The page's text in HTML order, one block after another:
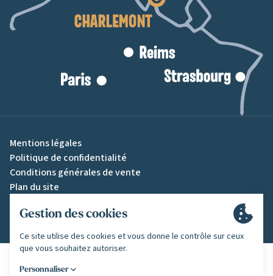
Mentions légales
Politique de confidentialité
Conditions générales de vente
Plan du site
Une création